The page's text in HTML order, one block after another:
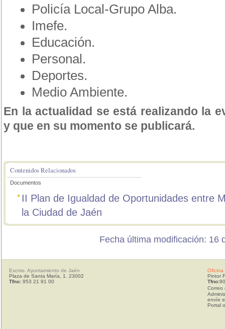
Policía Local-Grupo Alba.
Imefe.
Educación.
Personal.
Deportes.
Medio Ambiente.
En la actualidad se está realizando la
y que en su momento se publicará.
Contenidos Relacionados
Documentos
II Plan de Igualdad de Oportunidades entre
la Ciudad de Jaén
Fecha última modificación: 16
Excmo. Ayuntamiento de Jaén
Plaza de Santa María, 1. 23002
Tfno: 953 21 91 00
Oficina
Pintor
Tfno:
Correo
envíe
Portal